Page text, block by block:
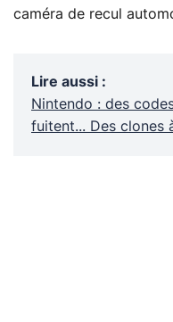
caméra de recul
Lire aussi :
Nintendo : des
fuitent... Des clones